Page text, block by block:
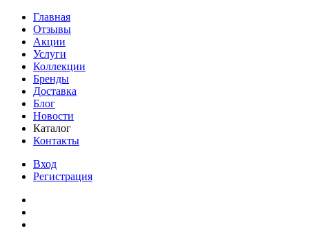
Главная
Отзывы
Акции
Услуги
Коллекции
Бренды
Доставка
Блог
Новости
Каталог
Контакты
Вход
Регистрация